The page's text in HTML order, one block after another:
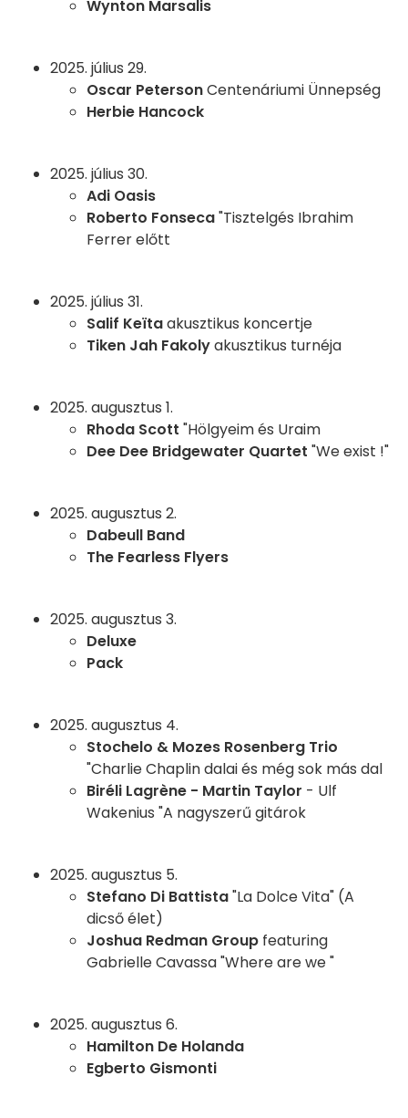
Wynton Marsalis
2025. július 29.
Oscar PetersonCentenáriumi Ünnepség
Herbie Hancock
2025. július 30.
Adi Oasis
Roberto Fonseca"Tisztelgés Ibrahim
Ferrer előtt
2025. július 31.
Salif Keïtaakusztikus koncertje
Tiken Jah Fakolyakusztikus turnéja
2025. augusztus 1.
Rhoda Scott "Hölgyeim és Uraim
Dee Dee Bridgewater Quartet "We exist !"
2025. augusztus 2.
Dabeull Band
The Fearless Flyers
2025. augusztus 3.
Deluxe
Pack
2025. augusztus 4.
Stochelo & Mozes Rosenberg Trio
"Charlie Chaplin dalai és még sok más dal
Biréli Lagrène - Martin Taylor - Ulf
Wakenius "A nagyszerű gitárok
2025. augusztus 5.
Stefano Di Battista"La Dolce Vita" (A
dicső élet)
Joshua Redman Group featuring
Gabrielle Cavassa "Where are we "
2025. augusztus 6.
Hamilton De Holanda
Egberto Gismonti